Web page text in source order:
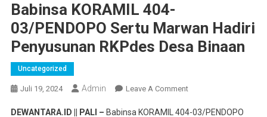
Babinsa KORAMIL 404-
03/PENDOPO Sertu Marwan Hadiri
Penyusunan RKPdes Desa Binaan
Uncategorized
Juli 19, 2024 Admin Leave A CommentOn
DEWANTARA.ID || PALI – Babinsa KORAMIL 404-03/PENDOPO